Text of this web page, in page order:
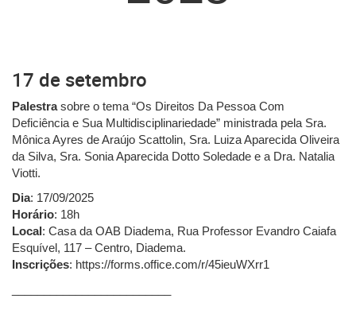
17 de setembro
Palestrasobre o tema “Os Direitos Da Pessoa Com
Deficiência e Sua Multidisciplinariedade” ministrada pela Sra.
Mônica Ayres de Araújo Scattolin, Sra. Luiza Aparecida Oliveira
da Silva, Sra. Sonia Aparecida Dotto Soledade e a Dra. Natalia
Viotti.
Dia: 17/09/2025
Horário: 18h
Local: Casa da OAB Diadema, Rua Professor Evandro Caiafa
Esquível, 117 – Centro, Diadema.
Inscrições: https://forms.office.com/r/45ieuWXrr1